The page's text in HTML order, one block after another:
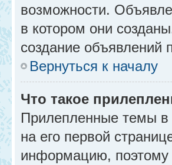
возможности.
в котором они
создание объявлений
Вернуться к началу
Что такое
Прилепленные темы в
на его первой
информацию, поэтому